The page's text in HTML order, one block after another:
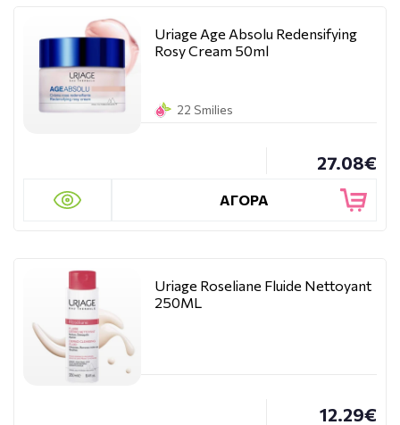
Uriage Age Absolu Redensifying
Rosy Cream 50ml
22 Smilies
27.08€
ΑΓΟΡΑ
Uriage Roseliane Fluide Nettoyant
250ML
12.29€